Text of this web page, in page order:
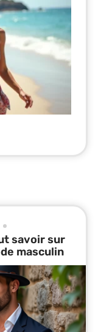
savoir sur
masculin